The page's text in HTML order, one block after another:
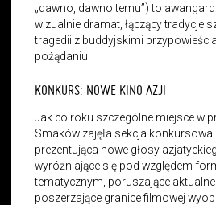
„dawno, dawno temu”) to
wizualnie dramat, łączący tradycje
tragedii z buddyjskimi
pożądaniu.
KONKURS: NOWE KINO AZJI
Jak co roku szczególne miejsce w
Smaków zajęła sekcja konkursowa
prezentująca nowe głosy
wyróżniające się pod względem
tematycznym, poruszające
poszerzające granice filmowej